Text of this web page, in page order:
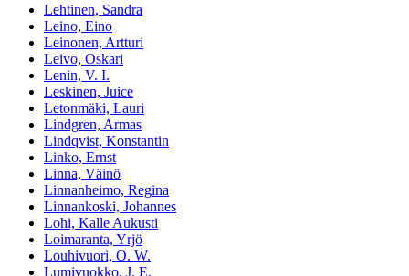
Lehtinen, Sandra
Leino, Eino
Leinonen, Artturi
Leivo, Oskari
Lenin, V. I.
Leskinen, Juice
Letonmäki, Lauri
Lindgren, Armas
Lindqvist, Konstantin
Linko, Ernst
Linna, Väinö
Linnanheimo, Regina
Linnankoski, Johannes
Lohi, Kalle Aukusti
Loimaranta, Yrjö
Louhivuori, O. W.
Lumivuokko, J. E.